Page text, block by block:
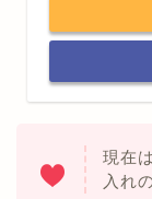
現在
入れ